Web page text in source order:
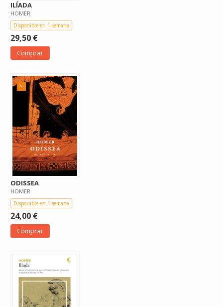
ILÍADA
HOMER
Disponible en 1 semana
29,50 €
Comprar
ODISSEA
HOMER
Disponible en 1 semana
24,00 €
Comprar